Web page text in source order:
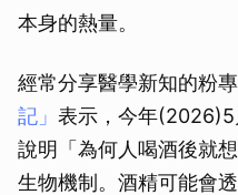
本身的熱量。
經常分享醫學新知的粉專
記」 表示，今年(2026)5
說明「為何人喝酒後就
生物機制。酒精可能會